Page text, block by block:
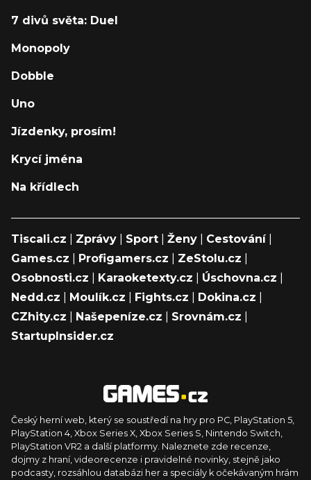
7 divů světa: Duel
Monopoly
Dobble
Uno
Jízdenky, prosím!
Krycí jména
Na křídlech
Tiscali.cz Zprávy Sport Ženy Cestování|
Games.cz
Profigamers.cz ZeStolu.cz
Osobnosti.cz
Karaoketexty.cz Úschovna.cz
Nedd.cz
Moulík.cz Fights.cz Dokina.cz
CZhity.cz
Našepeníze.cz Srovnám.cz
StartupInsider.cz
Český herní web, který se soustředí na hry pro PC, PlayStation 5,
PlayStation 4, Xbox Series X, Xbox Series S, Nintendo Switch,
PlayStation VR2 a další platformy. Naleznete zde recenze,
dojmy z hraní, videorecenze i pravidelné novinky, stejně jako
podcasty, rozsáhlou databázi her a speciály k očekávaným hrám